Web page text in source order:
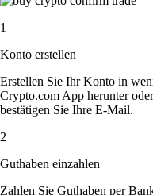
1
Konto erstellen
Erstellen Sie Ihr Konto in
Crypto.com App herunter
bestätigen Sie Ihre E-Mail.
2
Guthaben einzahlen
Zahlen Sie Guthaben per